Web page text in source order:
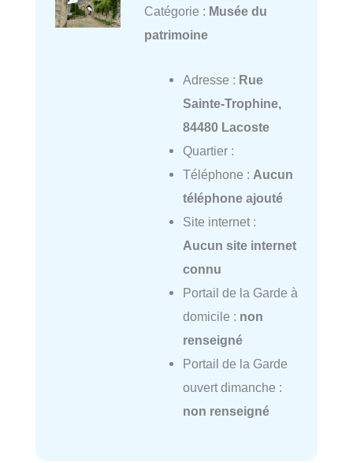
Catégorie : Musée du
patrimoine
Adresse : Rue
Sainte-Trophine,
84480 Lacoste
Quartier :
Téléphone : Aucun
téléphone ajouté
Site internet :
Aucun site internet
connu
Portail de la Garde à
domicile : non
renseigné
Portail de la Garde
ouvert dimanche :
non renseigné